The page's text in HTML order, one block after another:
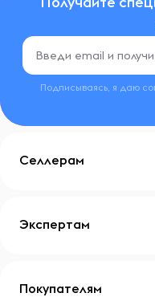
Подписываясь, я даю
Селлерам
Экспертам
Покупателям